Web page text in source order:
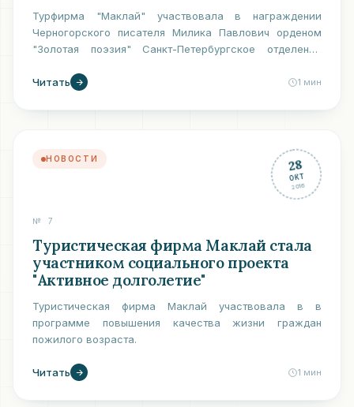
Турфирма "Маклай" участвовала в награждении
Черногорского писателя Милика Павлович орденом
"Золотая поэзия" Санкт-Петербургское отделение
признательность…
Читать 1 мин
НОВОСТИ 28
ОКТ
2016
№7
Туристическая фирма Маклай стала
участником социального проекта
"Активное долголетие"
Туристическая фирма Маклай участвовала в в
программе повышения качества жизни граждан
пожилого возраста.
Читать 1 мин